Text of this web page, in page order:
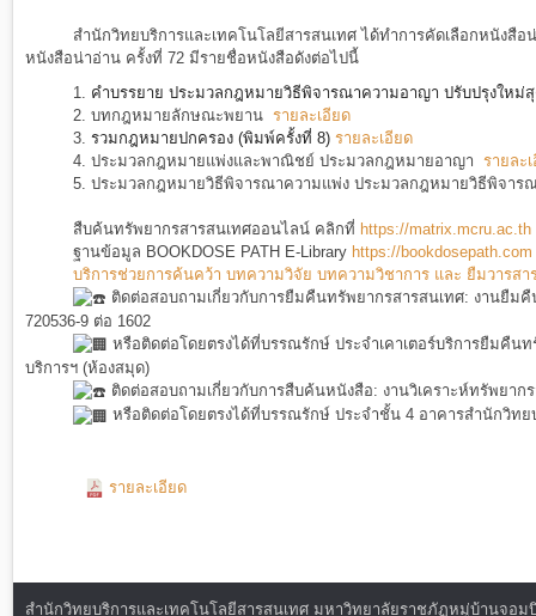
สำนักวิทยบริการและเทคโนโลยีสารสนเทศ ได้ทำการคัดเลือกหนังสือ
หนังสือน่าอ่าน ครั้งที่ 72 มีรายชื่อหนังสือดังต่อไปนี้
1. คำบรรยาย ประมวลกฎหมายวิธีพิจารณาความอาญา ปรับปรุงใหม่
2. บทกฎหมายลักษณะพยาน รายละเอียด
3. รวมกฎหมายปกครอง (พิมพ์ครั้งที่ 8) รายละเอียด
4. ประมวลกฎหมายแพ่งและพาณิชย์ ประมวลกฎหมายอาญา รายละ
5. ประมวลกฎหมายวิธีพิจารณาความแพ่ง ประมวลกฎหมายวิธีพิจา
สืบค้นทรัพยากรสารสนเทศออนไลน์ คลิกที่ https://matrix.mcru.ac.th
ฐานข้อมูล BOOKDOSE PATH E-Library https://bookdosepath.com
บริการช่วยการค้นคว้า บทความวิจัย บทความวิชาการ และ ยืมวารส
ติดต่อสอบถามเกี่ยวกับการยืมคืนทรัพยากรสารสนเทศ: งานยืม
720536-9 ต่อ 1602
หรือติดต่อโดยตรงได้ที่บรรณรักษ์ ประจำเคาเตอร์บริการยืมคืน
บริการฯ (ห้องสมุด)
ติดต่อสอบถามเกี่ยวกับการสืบค้นหนังสือ: งานวิเคราะห์ทรัพยาก
หรือติดต่อโดยตรงได้ที่บรรณรักษ์ ประจำชั้น 4 อาคารสำนักวิทย
รายละเอียด
สำนักวิทยบริการและเทคโนโลยีสารสนเทศ มหาวิทยาลัยราชภัฏหมู่บ้านจอ